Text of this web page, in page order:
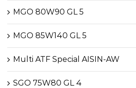
MGO 80W90 GL 5
MGO 85W140 GL 5
Multi ATF Special AISIN-AW
SGO 75W80 GL 4